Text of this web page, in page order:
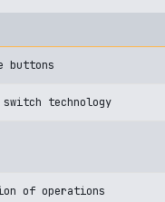
buttons
switch technology
of operations